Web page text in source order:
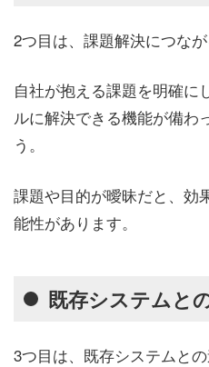
2つ目は、課題解決につな
自社が抱える課題を明確に
ルに解決できる機能が備わ
う。
課題や目的が曖昧だと、効
能性があります。
既存システムと
3つ目は、既存システムとの